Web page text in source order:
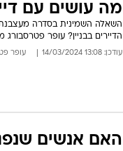
מה עושים עם
השאלה השמינית בסדרה
הדיירים בבניין? עופר פטרסבורג
עודכן: 13:08 14/03/2024 עופר
האם אנשים